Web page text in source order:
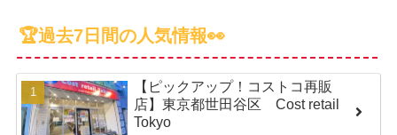
🏆過去7日間の人気情報👀
【ピックアップ！コストコ再販
店】東京都世田谷区 Cost retail
Tokyo